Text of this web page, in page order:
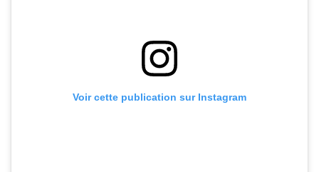
Voir cette publication sur Instagram